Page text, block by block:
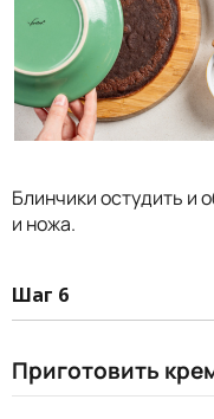
Блинчики остудить и
и ножа.
Шаг 6
Приготовить